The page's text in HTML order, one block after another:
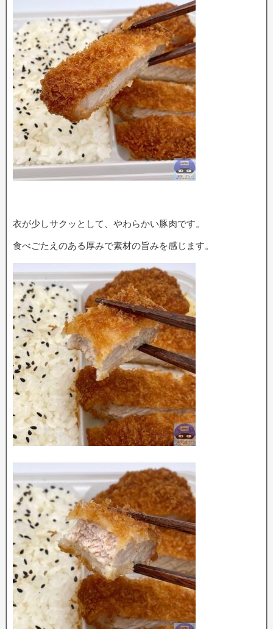
衣が少しサクッとして、やわらかい豚肉です。
食べごたえのある厚みで素材の旨みを感じます。